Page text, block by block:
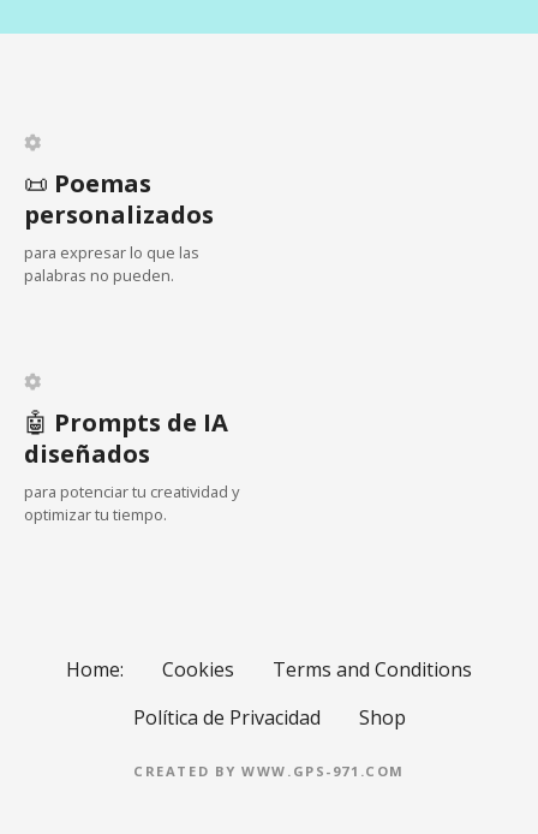
i
n
d
e
e
t
r
a
d
📜 Poemas
personalizados
para expresar lo que las
palabras no pueden.
🤖 Prompts de IA
diseñados
para potenciar tu creatividad y
optimizar tu tiempo.
Home: Cookies
Terms and Conditions
Política de Privacidad
Shop
CREATED BY WWW.GPS-971.COM